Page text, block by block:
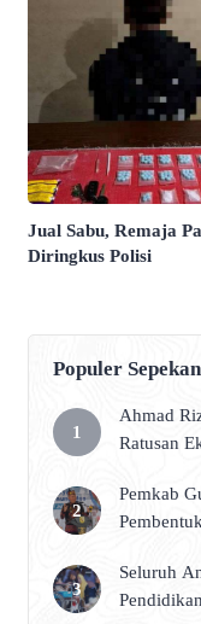
Jual Sabu, Remaja
Diringkus Polisi
Populer Sepekan
Ahmad
Ratusan
Pemkab
Seluruh